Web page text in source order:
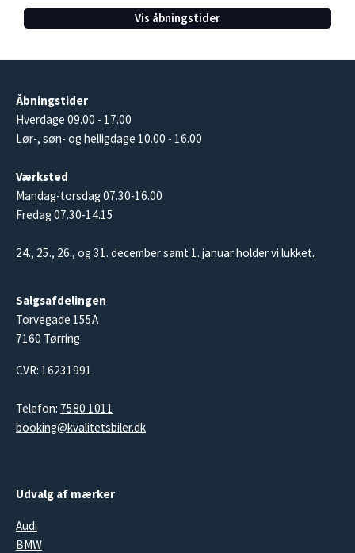
Vis åbningstider
Åbningstider
Hverdage 09.00 - 17.00
Lør-, søn- og helligdage 10.00 - 16.00
Værksted
Mandag-torsdag 07.30-16.00
Fredag 07.30-14.15
24., 25., 26., og 31. december samt 1. januar holder vi lukket.
Salgsafdelingen
Torvegade 155A
7160 Tørring
CVR: 16231991
Telefon: 7580 1011
booking@kvalitetsbiler.dk
Udvalg af mærker
Audi
BMW